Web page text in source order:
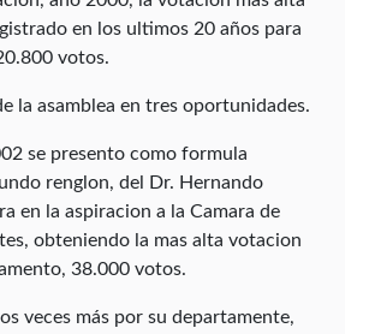
en los ultimos 20 años para
votos.
la asamblea en tres oportunidades.
se presento como formula
renglon, del Dr. Hernando
en la aspiracion a la Camara de
obteniendo la mas alta votacion
38.000 votos.
veces más por su departamente,